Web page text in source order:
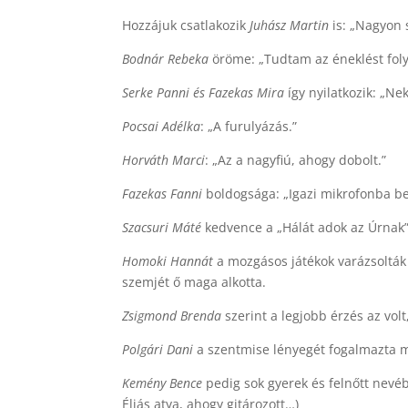
Hozzájuk csatlakozikJuhász Martin is:
Bodnár Rebeka öröme: „Tudtam az éneklést
Serke Panni és Fazekas Mira így nyilatkozik:
Pocsai Adélka: „A furulyázás.”
Horváth Marci: „Az a nagyfiú, ahogy dobolt.”
Fazekas Fanni boldogsága: „Igazi mikrofonba
Szacsuri Máté kedvence a „Hálát adok az
Homoki Hannát a mozgásos játékok
szemjét ő maga alkotta.
Zsigmond Brenda szerint a legjobb érzés az
Polgári Dani a szentmise lényegét fogalmazta
Kemény Bence pedig sok gyerek és felnőtt
Éliás atya, ahogy gitározott…)